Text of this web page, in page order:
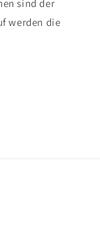
sind der
werden die